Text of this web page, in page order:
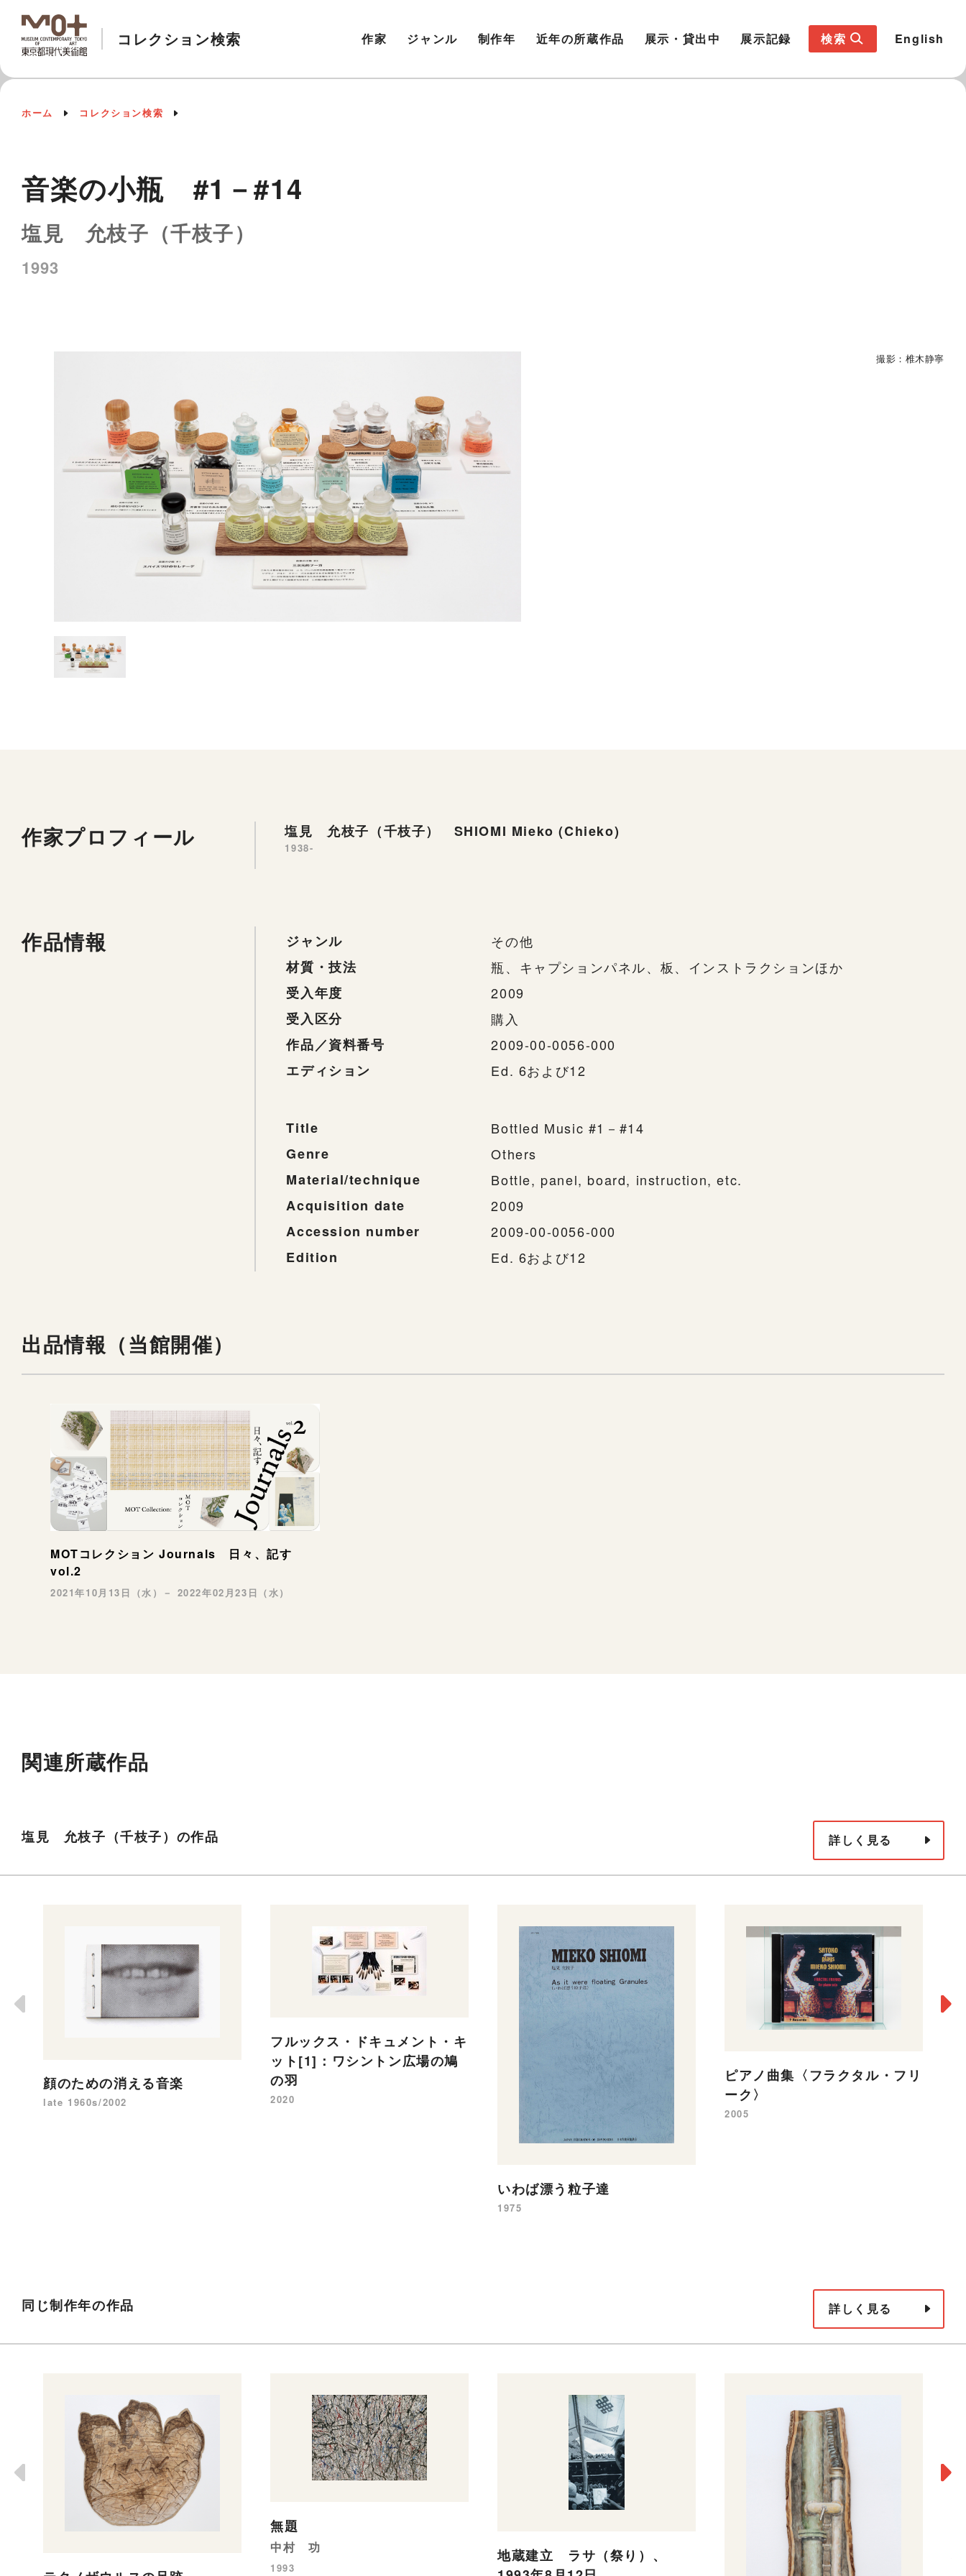
コレクション検索 作家 ジャンル 制作年 近年の所蔵作品 展示・貸出中 展示記録 検索 English
ホーム コレクション検索
音楽の小瓶 #1－#14
塩見 允枝子（千枝子）
1993
撮影：椎木静寧
作家プロフィール 塩見 允枝子（千枝子） SHIOMI Mieko (Chieko)
1938-
作品情報 ジャンル
その他
材質・技法
瓶、キャプションパネル、板、インストラクションほか
受入年度
2009
受入区分
購入
作品／資料番号
2009-00-0056-000
エディション
Ed. 6および12
Title
Bottled Music #1－#14
Genre
Others
Material/technique
Bottle, panel, board, instruction, etc.
Acquisition date
2009
Accession number
2009-00-0056-000
Edition
Ed. 6および12
出品情報（当館開催）
MOTコレクション Journals 日々、記す
vol.2
2021年10月13日（水）－ 2022年02月23日（水）
関連所蔵作品
塩見 允枝子（千枝子）の作品 詳しく見る
顔のための消える音楽
late 1960s/2002
フルックス・ドキュメント・キ
ット[1]：ワシントン広場の鳩
の羽
2020
いわば漂う粒子達
1975
ピアノ曲集〈フラクタル・フリ
ーク〉
2005
同じ制作年の作品 詳しく見る
無題
中村 功
1993
地蔵建立 ラサ（祭り）、